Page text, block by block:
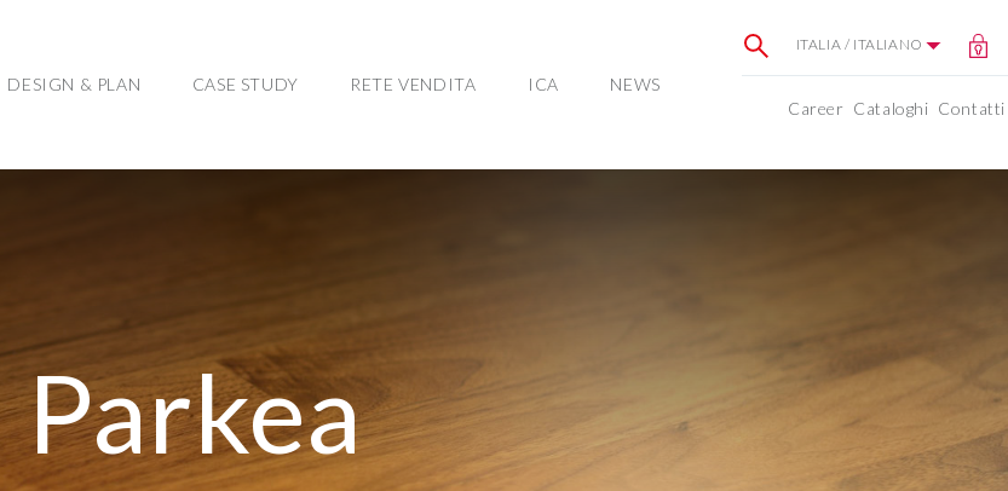
DESIGN & PLAN CASE STUDY RETE VENDITA ICA NEWS
ITALIA / ITALIANO
Career Cataloghi Contatti
Parkea